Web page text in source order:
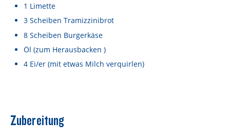
Fairer Kakao bei Schärdinger
Upcycling mit Schärdinger
1 Limette
3 Scheiben Tramizzinibrot
8 Scheiben Burgerkäse
Öl (zum Herausbacken )
4 Ei/er (mit etwas Milch verquirlen)
Zubereitung